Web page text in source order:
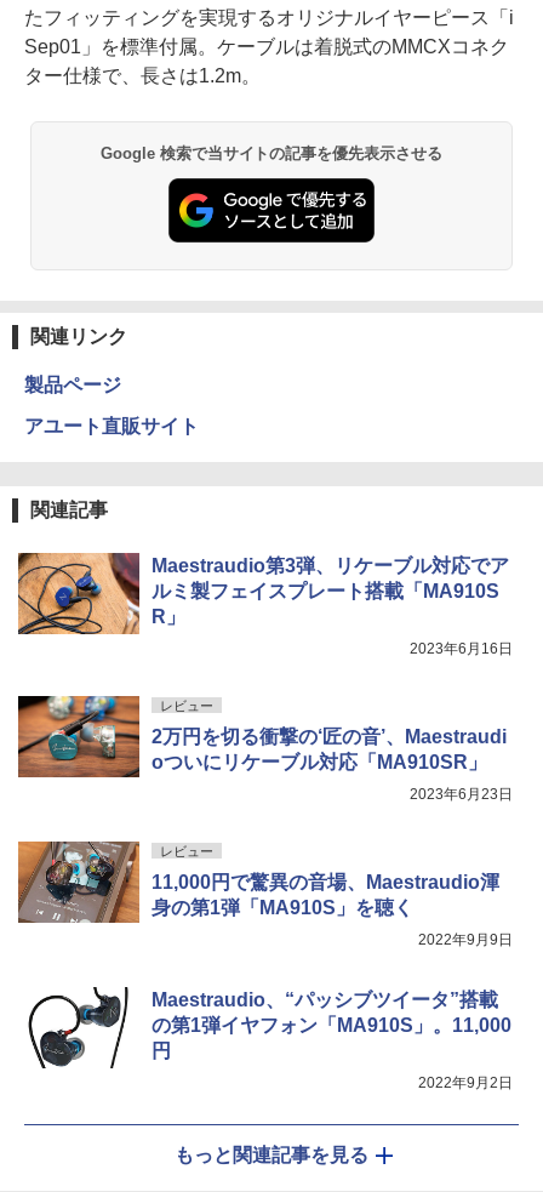
たフィッティングを実現するオリジナルイヤーピース「i
Sep01」を標準付属。ケーブルは着脱式のMMCXコネク
ター仕様で、長さは1.2m。
Google 検索で当サイトの記事を優先表示させる
関連リンク
製品ページ
アユート直販サイト
関連記事
Maestraudio第3弾、リケーブル対応でア
ルミ製フェイスプレート搭載「MA910S
R」
2023年6月16日
レビュー
2万円を切る衝撃の‘匠の音’、Maestraudi
oついにリケーブル対応「MA910SR」
2023年6月23日
レビュー
11,000円で驚異の音場、Maestraudio渾
身の第1弾「MA910S」を聴く
2022年9月9日
Maestraudio、“パッシブツイータ”搭載
の第1弾イヤフォン「MA910S」。11,000
円
2022年9月2日
もっと関連記事を見る